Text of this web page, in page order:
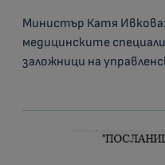
Министър Катя
медицинските
заложници на